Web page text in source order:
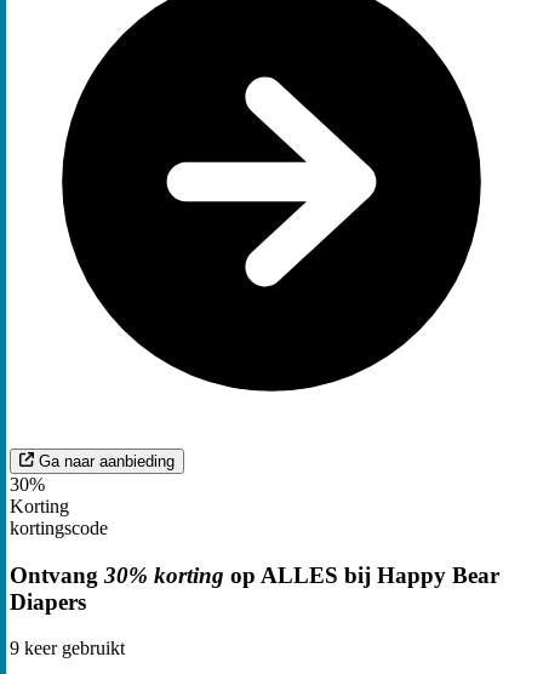
Ga naar aanbieding
30%
Korting
kortingscode
Ontvang 30% korting op ALLES bij Happy Bear
Diapers
9 keer gebruikt